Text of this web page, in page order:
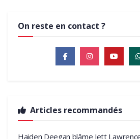
On reste en contact ?
Articles recommandés
Haiden Deegan blâme Jett